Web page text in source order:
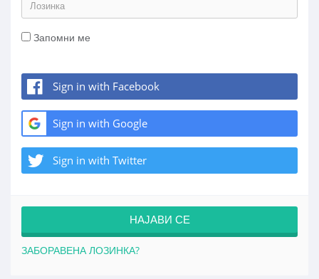
Запомни ме
Sign in with Facebook
Sign in with Google
Sign in with Twitter
ЗАБОРАВЕНА ЛОЗИНКА?